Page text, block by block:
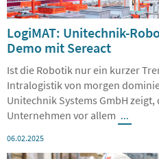
LogiMAT: Unitechnik-
Demo mit Sereact
Ist die Robotik nur ein kurzer
Intralogistik von morgen
Unitechnik Systems GmbH
Unternehmen vor allem ...
06.02.2025